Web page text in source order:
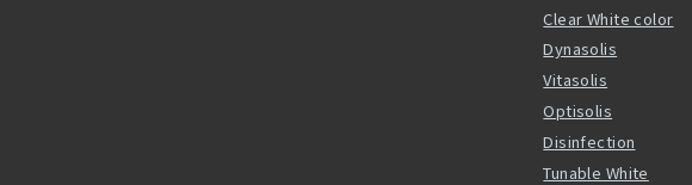
Clear White color
Dynasolis
Vitasolis
Optisolis
Disinfection
Tunable White